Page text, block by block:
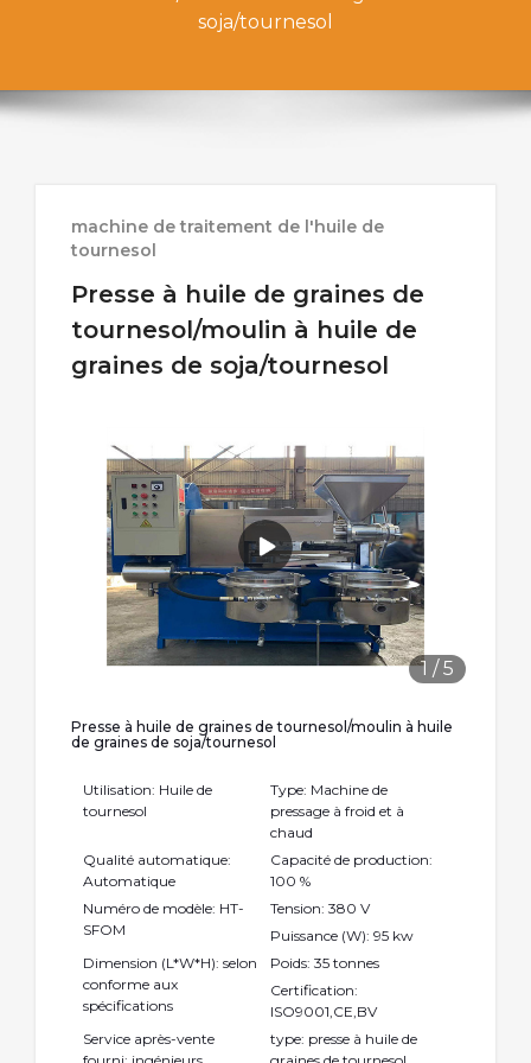
soja/tournesol
machine de traitement de l'huile de
tournesol
Presse à huile de graines de
tournesol/moulin à huile de
graines de soja/tournesol
1 /5
Presse à huile de graines de tournesol/moulin à huile
de graines de soja/tournesol
Utilisation: Huile de
tournesol
Type: Machine de
pressage à froid et à
chaud
Qualité automatique:
Automatique
Capacité de production:
100 %
Numéro de modèle: HT-
SFOM
Tension: 380 V
Puissance (W): 95 kw
Dimension (L*W*H): selon
conforme aux
spécifications
Poids: 35 tonnes
Certification:
ISO9001,CE,BV
Service après-vente
type: presse à huile de